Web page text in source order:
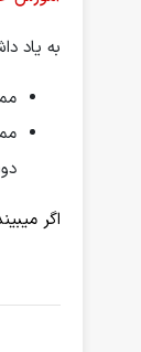
به یاد
اگر